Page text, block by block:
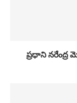
ప్రధాని నరేంద్ర